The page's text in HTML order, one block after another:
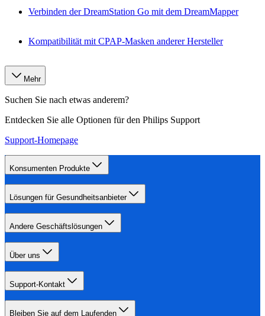
Verbinden der DreamStation Go mit dem DreamMapper
Kompatibilität mit CPAP-Masken anderer Hersteller
Mehr
Suchen Sie nach etwas anderem?
Entdecken Sie alle Optionen für den Philips Support
Support-Homepage
Konsumenten Produkte
Lösungen für Gesundheitsanbieter
Andere Geschäftslösungen
Über uns
Support-Kontakt
Bleiben Sie auf dem Laufenden